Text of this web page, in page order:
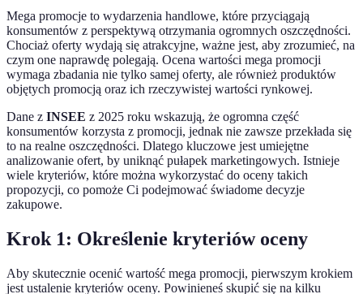
Mega promocje to wydarzenia handlowe, które przyciągają
konsumentów z perspektywą otrzymania ogromnych oszczędności.
Chociaż oferty wydają się atrakcyjne, ważne jest, aby zrozumieć, na
czym one naprawdę polegają. Ocena wartości mega promocji
wymaga zbadania nie tylko samej oferty, ale również produktów
objętych promocją oraz ich rzeczywistej wartości rynkowej.
Dane z INSEE z 2025 roku wskazują, że ogromna część
konsumentów korzysta z promocji, jednak nie zawsze przekłada się
to na realne oszczędności. Dlatego kluczowe jest umiejętne
analizowanie ofert, by uniknąć pułapek marketingowych. Istnieje
wiele kryteriów, które można wykorzystać do oceny takich
propozycji, co pomoże Ci podejmować świadome decyzje
zakupowe.
Krok 1: Określenie kryteriów oceny
Aby skutecznie ocenić wartość mega promocji, pierwszym krokiem
jest ustalenie kryteriów oceny. Powinieneś skupić się na kilku